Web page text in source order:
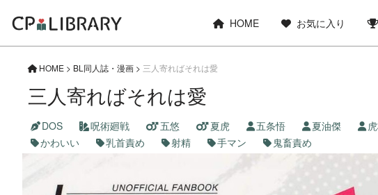
HOME お気に入り
HOME > BL同人誌・漫画 > 三人寄ればそれは愛
三人寄ればそれは愛
DOS 呪術廻戦 五悠 夏虎 五条悟 夏油傑
かわいい
乳首責め 射精 手マン 鬼畜責め